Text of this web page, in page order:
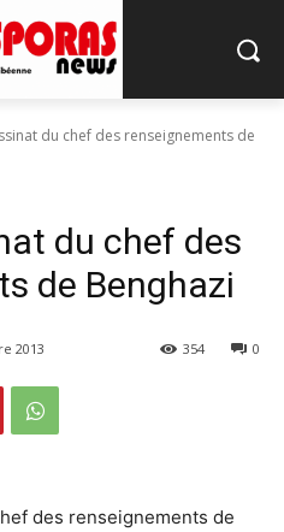
du chef des renseignements de
du chef des
de Benghazi
2013 0
354